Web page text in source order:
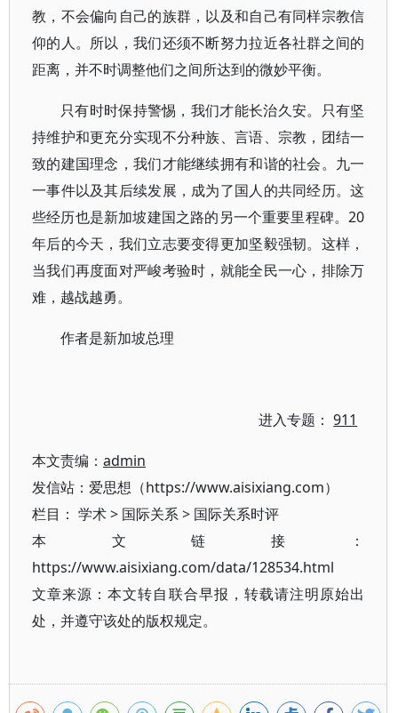
教，不会偏向自己的族群，以及和自己有同样宗教信
仰的人。所以，我们还须不断努力拉近各社群之间的
距离，并不时调整他们之间所达到的微妙平衡。
只有时时保持警惕，我们才能长治久安。只有坚
持维护和更充分实现不分种族、言语、宗教，团结一
致的建国理念，我们才能继续拥有和谐的社会。九一
一事件以及其后续发展，成为了国人的共同经历。这
些经历也是新加坡建国之路的另一个重要里程碑。20
年后的今天，我们立志要变得更加坚毅强韧。这样，
当我们再度面对严峻考验时，就能全民一心，排除万
难，越战越勇。
作者是新加坡总理
进入专题：911
本文责编： admin
发信站：爱思想（https://www.aisixiang.com）
栏目： 学术> 国际关系> 国际关系时评
本文链接：
https://www.aisixiang.com/data/128534.html
文章来源：本文转自联合早报，转载请注明原始出
处，并遵守该处的版权规定。